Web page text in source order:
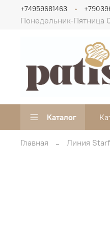
Понедельник-Пятница
+74959681463
Каталог
Главная Линия